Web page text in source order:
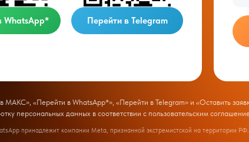
WhatsApp* Перейти в Telegram
«Перейти в WhatsApp*», «Перейти в Telegram» и «Оставить
персональных данных в соответствии с пользовательским
принадлежит компании Meta, признанной экстремистской на территории РФ.